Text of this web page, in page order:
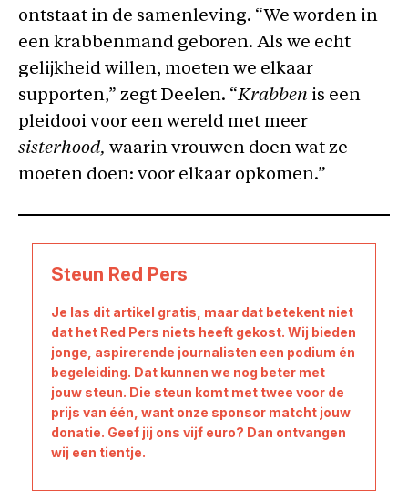
ontstaat in de samenleving. “We worden in
een krabbenmand geboren. Als we echt
gelijkheid willen, moeten we elkaar
supporten,” zegt Deelen. “Krabben is een
pleidooi voor een wereld met meer
sisterhood, waarin vrouwen doen wat ze
moeten doen: voor elkaar opkomen.”
Steun Red Pers
Je las dit artikel gratis, maar dat betekent niet
dat het Red Pers niets heeft gekost. Wij bieden
jonge, aspirerende journalisten een podium én
begeleiding. Dat kunnen we nog beter met
jouw steun. Die steun komt met twee voor de
prijs van één, want onze sponsor matcht jouw
donatie. Geef jij ons vijf euro? Dan ontvangen
wij een tientje.